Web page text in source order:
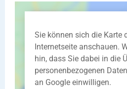
Sie können sich die Karte
Internetseite anschauen.
hin, dass Sie dabei in die
personenbezogenen
an Google einwilligen.